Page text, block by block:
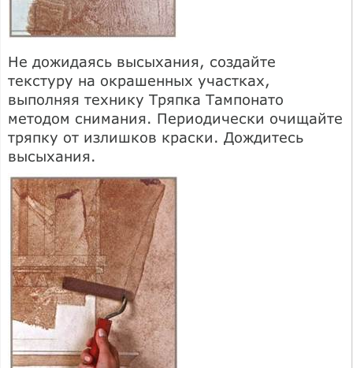
Не дожидаясь высыхания, создайте
текстуру на окрашенных участках,
выполняя технику Тряпка Тампонато
методом снимания. Периодически очищайте
тряпку от излишков краски. Дождитесь
высыхания.